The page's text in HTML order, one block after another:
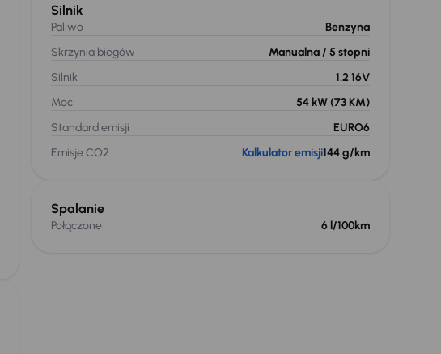
Silnik
Paliwo
Benzyna
Skrzynia biegów
Manualna / 5 stopni
Silnik
1.2 16V
Moc
54 kW (73 KM)
Standard emisji
EURO6
Emisje CO2
Kalkulator emisji144 g/km
Spalanie
Połączone 6 l/100km